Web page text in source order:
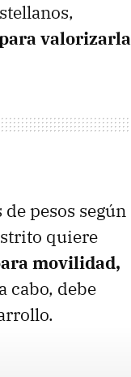
valorizarla
pesos según
quiere
movilidad,
cabo, debe